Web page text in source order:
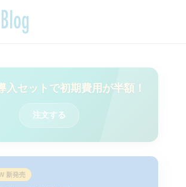
入セットで初期費用が半額！
注文する
新発売